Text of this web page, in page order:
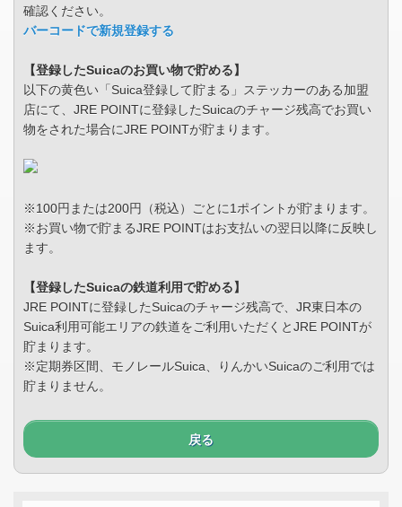
確認ください。
バーコードで新規登録する
【登録したSuicaのお買い物で貯める】
以下の黄色い「Suica登録して貯まる」ステッカーのある加盟
店にて、JRE POINTに登録したSuicaのチャージ残高でお買い
物をされた場合にJRE POINTが貯まります。
※100円または200円（税込）ごとに1ポイントが貯まります。
※お買い物で貯まるJRE POINTはお支払いの翌日以降に反映し
ます。
【登録したSuicaの鉄道利用で貯める】
JRE POINTに登録したSuicaのチャージ残高で、JR東日本の
Suica利用可能エリアの鉄道をご利用いただくとJRE POINTが
貯まります。
※定期券区間、モノレールSuica、りんかいSuicaのご利用では
貯まりません。
戻る